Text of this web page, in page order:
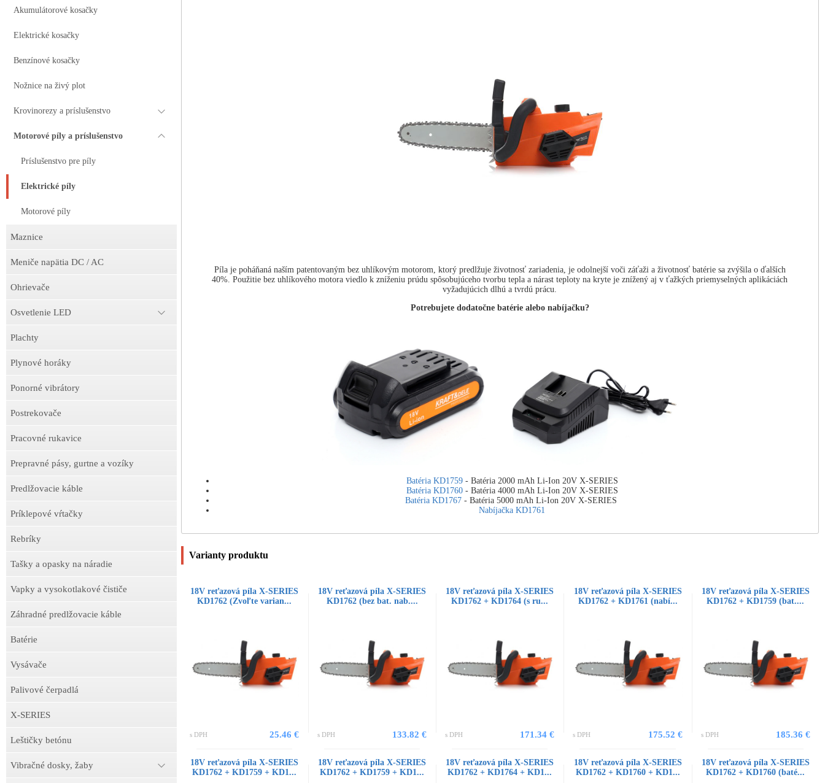
Akumulátorové kosačky
Elektrické kosačky
Benzínové kosačky
Nožnice na živý plot
Krovinorezy a príslušenstvo
Motorové píly a príslušenstvo
Príslušenstvo pre píly
Elektrické píly
Motorové píly
Maznice
Meniče napätia DC / AC
Ohrievače
Osvetlenie LED
Plachty
Plynové horáky
Ponorné vibrátory
Postrekovače
Pracovné rukavice
Prepravné pásy, gurtne a vozíky
Predlžovacie káble
Príklepové vŕtačky
Rebríky
Tašky a opasky na náradie
Vapky a vysokotlakové čističe
Záhradné predlžovacie káble
Batérie
Vysávače
Palivové čerpadlá
X-SERIES
Leštičky betónu
Vibračné dosky, žaby
Píla je poháňaná naším patentovaným bez uhlíkovým motorom, ktorý predlžuje životnosť zariadenia, je odolnejší voči záťaži a životnosť batérie sa zvýšila o ďalších
40%. Použitie bez uhlíkového motora viedlo k zníženiu prúdu spôsobujúceho tvorbu tepla a nárast teploty na kryte je znížený aj v ťažkých priemyselných aplikáciách
vyžadujúcich dlhú a tvrdú prácu.
Potrebujete dodatočne batérie alebo nabíjačku?
Batéria KD1759- Batéria 2000 mAh Li-Ion 20V X-SERIES
Batéria KD1760- Batéria 4000 mAh Li-Ion 20V X-SERIES
Batéria KD1767- Batéria 5000 mAh Li-Ion 20V X-SERIES
Nabíjačka KD1761
Varianty produktu
18V reťazová píla X-SERIES
KD1762 (Zvoľte varian...
s DPH 25.46 €
18V reťazová píla X-SERIES
KD1762 (bez bat. nab....
s DPH 133.82 €
18V reťazová píla X-SERIES
KD1762 + KD1764 (s ru...
s DPH 171.34 €
18V reťazová píla X-SERIES
KD1762 + KD1761 (nabí...
s DPH 175.52 €
18V reťazová píla X-SERIES
KD1762 + KD1759 (bat....
s DPH 185.36 €
18V reťazová píla X-SERIES
KD1762 + KD1759 + KD1...
18V reťazová píla X-SERIES
KD1762 + KD1759 + KD1...
18V reťazová píla X-SERIES
KD1762 + KD1764 + KD1...
18V reťazová píla X-SERIES
KD1762 + KD1760 + KD1...
18V reťazová píla X-SERIES
KD1762 + KD1760 (baté...